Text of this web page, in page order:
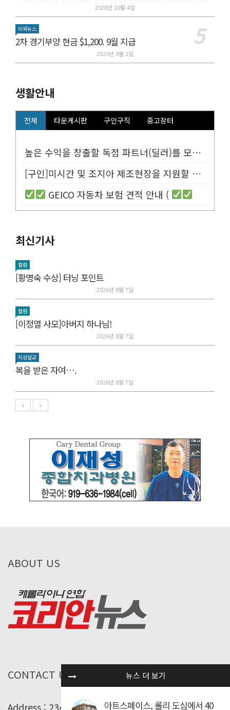
뉴스 더 보기
아트스페이스, 롤리 도심에서 40
2020년 10월 4일
미국뉴스
2차 경기부양 현금 $1,200. 9월 지급
2020년 9월 2일
생활안내
전체 타운게시판 구인구직 중고장터
높은 수익을 창출할 독점 파트너(딜러)를 모십니다.
[구인]미시간 및 조지아 제조현장을 지원할 Customer Service...
GEICO 자동차 보험 견적 안내 (
최신기사
컬럼
[황명숙 수상] 터닝 포인트
2026년 8월 7일
컬럼
[이정열 사모]아버지 하나님!
2026년 8월 7일
지상설교
복을 받은 자여….
2026년 8월 7일
ABOUT US
CONTACT US
Address : 234 Addison St. Fayetteville, NC 28314